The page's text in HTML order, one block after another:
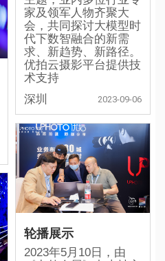
家及领军人物齐聚大
会，共同探讨大模型时
代下数智融合的新需
求、新趋势、新路径。
优拍云摄影平台提供技
术支持
深圳
2023-09-06
轮播展示
2023年5月10日，由